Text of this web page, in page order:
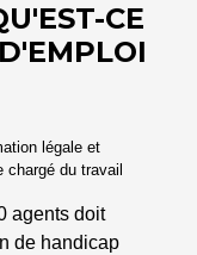
CE
légale et
du travail
agents doit
de handicap